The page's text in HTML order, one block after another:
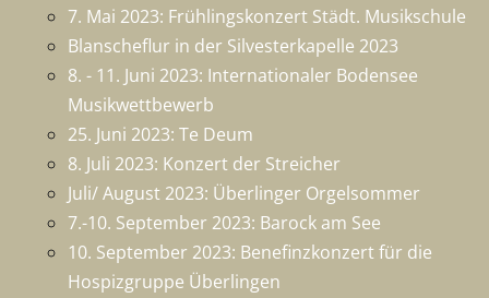
7. Mai 2023: Frühlingskonzert Städt. Musikschule
Blanscheflur in der Silvesterkapelle 2023
8. - 11. Juni 2023: Internationaler Bodensee
Musikwettbewerb
25. Juni 2023: Te Deum
8. Juli 2023: Konzert der Streicher
Juli/ August 2023: Überlinger Orgelsommer
7.-10. September 2023: Barock am See
10. September 2023: Benefinzkonzert für die
Hospizgruppe Überlingen